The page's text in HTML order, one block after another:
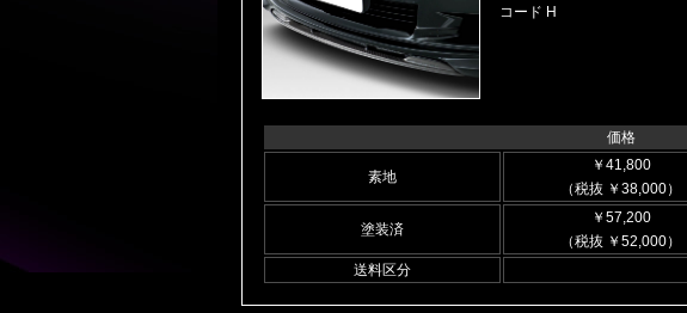
コード H
価格
素地
￥41,800
（税抜 ￥38,000）
塗装済
￥57,200
（税抜 ￥52,000）
送料区分